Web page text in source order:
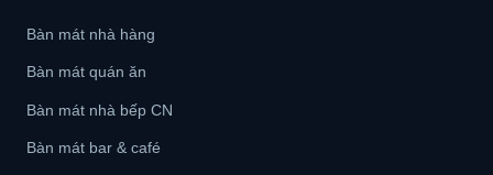
Bàn mát nhà hàng
Bàn mát quán ăn
Bàn mát nhà bếp CN
Bàn mát bar & café